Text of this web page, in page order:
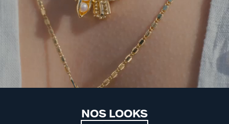
NOS LOOKS